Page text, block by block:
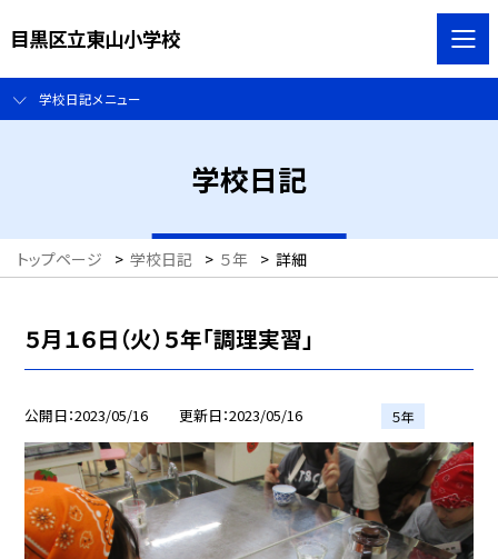
目黒区立東山小学校
学校日記メニュー
学校日記
トップページ > 学校日記 > ５年 > 詳細
５月１６日（火）５年「調理実習」
公開日 2023/05/16 更新日 2023/05/16 ５年